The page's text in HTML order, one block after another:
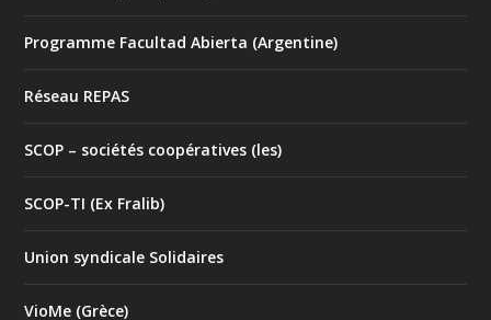
Programme Facultad Abierta (Argentine)
Réseau REPAS
SCOP – sociétés coopératives (les)
SCOP-TI (Ex Fralib)
Union syndicale Solidaires
VioMe (Grèce)